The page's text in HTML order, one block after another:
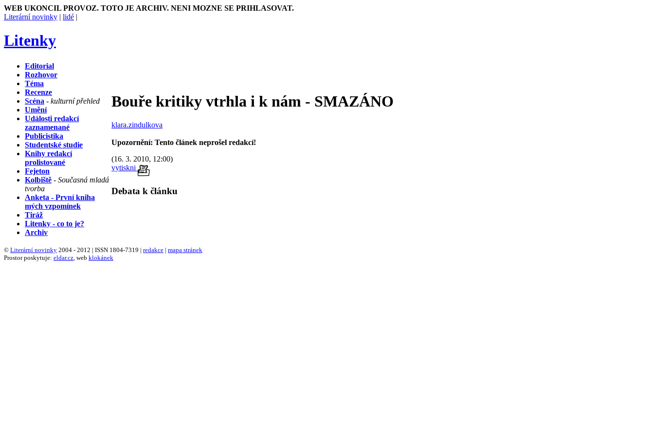
WEB UKONCIL PROVOZ. TOTO JE ARCHIV. NENI MOZNE SE PRIHLASOVAT.
Literární novinky | lidé |
Litenky
Editorial
Rozhovor
Téma
Recenze
Scéna - kulturní přehled
Umění
Události redakcí
zaznamenané
Publicistika
Studentské studie
Knihy redakcí
prolistované
Fejeton
Kolbiště - Současná mladá
tvorba
Anketa - První kniha
mých vzpomínek
Tiráž
Litenky - co to je?
Archiv
Bouře kritiky vtrhla i k nám - SMAZÁNO
klara.zindulkova
Upozornění: Tento článek neprošel redakcí!
(16. 3. 2010, 12:00)
vytiskni
Debata k článku
© Literární novinky 2004 - 2012 | ISSN 1804-7319 | redakce | mapa stránek
Prostor poskytuje: eldar.cz , web klokánek